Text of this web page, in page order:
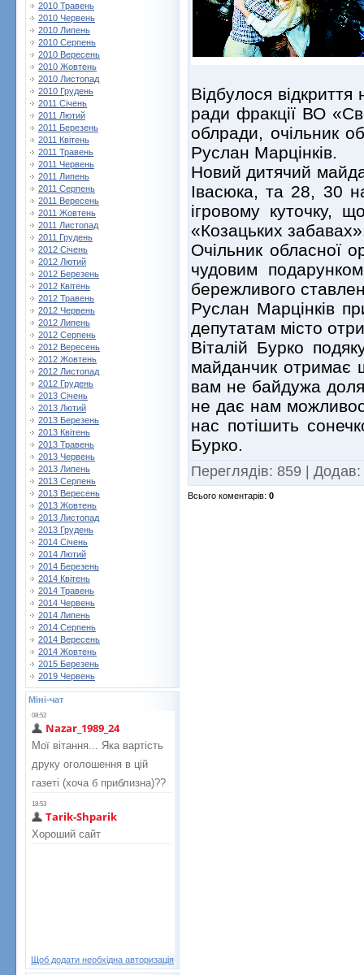
2010 Травень
2010 Червень
2010 Липень
2010 Серпень
2010 Вересень
2010 Жовтень
2010 Листопад
2010 Грудень
2011 Січень
2011 Лютий
2011 Березень
2011 Квітень
2011 Травень
2011 Червень
2011 Липень
2011 Серпень
2011 Вересень
2011 Жовтень
2011 Листопад
2011 Грудень
2012 Січень
2012 Лютий
2012 Березень
2012 Квітень
2012 Травень
2012 Червень
2012 Липень
2012 Серпень
2012 Вересень
2012 Жовтень
2012 Листопад
2012 Грудень
2013 Січень
2013 Лютий
2013 Березень
2013 Квітень
2013 Травень
2013 Червень
2013 Липень
2013 Серпень
2013 Вересень
2013 Жовтень
2013 Листопад
2013 Грудень
2014 Січень
2014 Лютий
2014 Березень
2014 Квітень
2014 Травень
2014 Червень
2014 Липень
2014 Серпень
2014 Вересень
2014 Жовтень
2015 Березень
2019 Червень
Міні-чат
Щоб додати необхідна авторизація
Відбулося
ради фракції ВО
облради, очільник
Руслан Марцінків.
Новий дитячий
Івасюка, та 28, 30
ігровому куточку,
«Козацьких
Очільник обласної
чудовим
бережливого
Руслан Марцінків
депутатам місто
Віталій Бурко
майданчик отримає
вам не байдужа
не дає нам
нас потішить
Бурко.
Переглядів: 859 | Додав:
Всього коментарів: 0